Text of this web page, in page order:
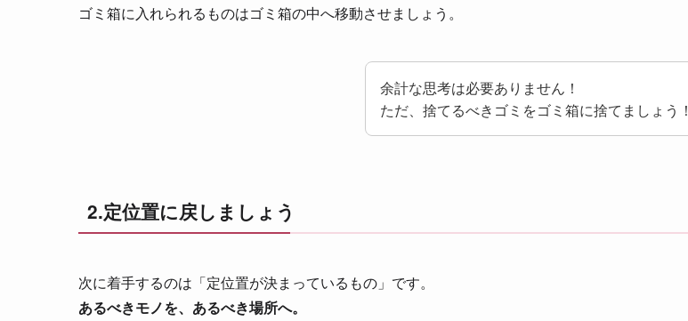
ゴミ箱に入れられるものはゴミ箱の中へ移動させましょう。
余計な思考は必要ありません！
ただ、捨てるべきゴミをゴミ箱に捨てましょう！
2.定位置に戻しましょう
次に着手するのは「定位置が決まっているもの」です。
あるべきモノを、あるべき場所へ。